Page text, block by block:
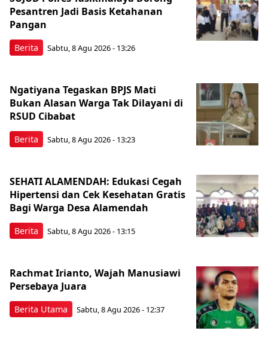
Berita
Pesantren Jadi Basis Ketahanan
Pangan
Sabtu, 8 Agu 2026 - 13:26
Berita
Ngatiyana Tegaskan BPJS Mati
Bukan Alasan Warga Tak Dilayani di
RSUD Cibabat
Sabtu, 8 Agu 2026 - 13:23
Berita
SEHATI ALAMENDAH: Edukasi Cegah
Hipertensi dan Cek Kesehatan Gratis
Bagi Warga Desa Alamendah
Sabtu, 8 Agu 2026 - 13:15
Berita Utama
Rachmat Irianto, Wajah Manusiawi
Persebaya Juara
Sabtu, 8 Agu 2026 - 12:37